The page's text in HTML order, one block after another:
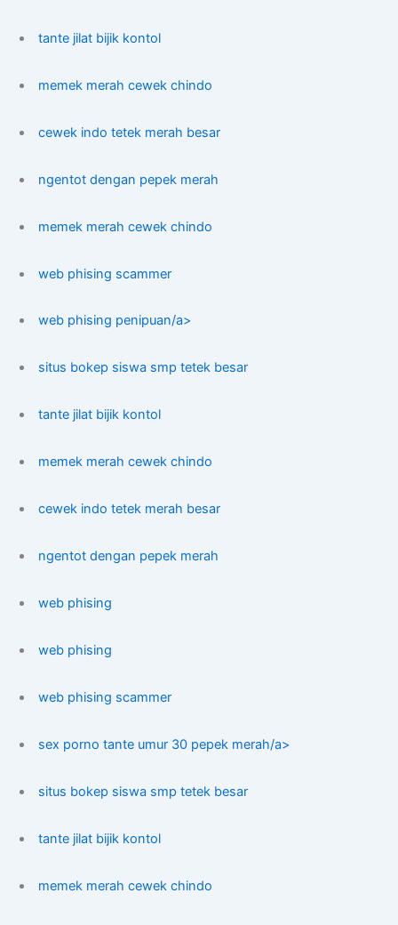
tante jilat bijik kontol
memek merah cewek chindo
cewek indo tetek merah besar
ngentot dengan pepek merah
memek merah cewek chindo
web phising scammer
web phising penipuan/a>
situs bokep siswa smp tetek besar
tante jilat bijik kontol
memek merah cewek chindo
cewek indo tetek merah besar
ngentot dengan pepek merah
web phising
web phising
web phising scammer
sex porno tante umur 30 pepek merah/a>
situs bokep siswa smp tetek besar
tante jilat bijik kontol
memek merah cewek chindo